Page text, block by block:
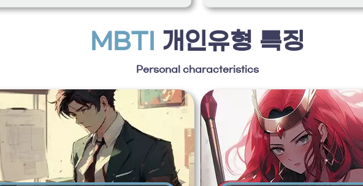
MBTI 개인유형 특징
Personal characteristics